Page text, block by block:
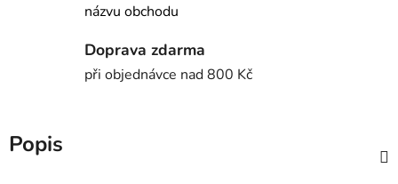
názvu obchodu
Doprava zdarma
při objednávce nad 800 Kč
Popis